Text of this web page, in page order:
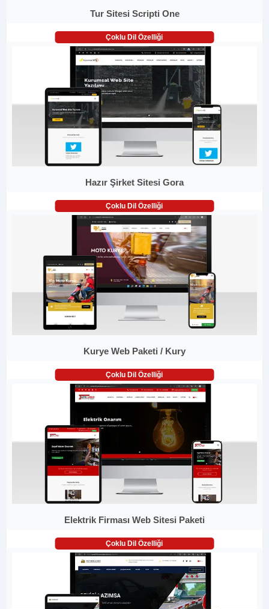
Tur Sitesi Scripti One
Çoklu Dil Özelliği
Hazır Şirket Sitesi Gora
Çoklu Dil Özelliği
Kurye Web Paketi / Kury
Çoklu Dil Özelliği
Elektrik Firması Web Sitesi Paketi
Çoklu Dil Özelliği